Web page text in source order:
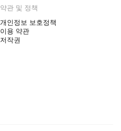
약관 및 정책
개인정보 보호정책
이용 약관
저작권